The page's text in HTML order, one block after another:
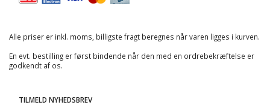
Alle priser er inkl. moms, billigste fragt beregnes når varen ligges i kurven.
En evt. bestilling er først bindende når den med en ordrebekræftelse er
godkendt af os.
TILMELD NYHEDSBREV